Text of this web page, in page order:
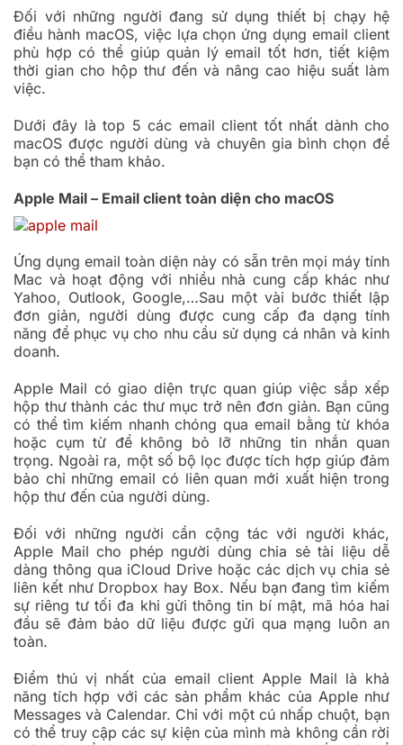
Đối với những người đang sử dụng thiết bị chạy hệ
điều hành macOS, việc lựa chọn ứng dụng email client
phù hợp có thể giúp quản lý email tốt hơn, tiết kiệm
thời gian cho hộp thư đến và nâng cao hiệu suất làm
việc.
Dưới đây là top 5 các email client tốt nhất dành cho
macOS được người dùng và chuyên gia bình chọn để
bạn có thể tham khảo.
Apple Mail – Email client toàn diện cho macOS
Ứng dụng email toàn diện này có sẵn trên mọi máy tính
Mac và hoạt động với nhiều nhà cung cấp khác như
Yahoo, Outlook, Google,…Sau một vài bước thiết lập
đơn giản, người dùng được cung cấp đa dạng tính
năng để phục vụ cho nhu cầu sử dụng cá nhân và kinh
doanh.
Apple Mail có giao diện trực quan giúp việc sắp xếp
hộp thư thành các thư mục trở nên đơn giản. Bạn cũng
có thể tìm kiếm nhanh chóng qua email bằng từ khóa
hoặc cụm từ để không bỏ lỡ những tin nhắn quan
trọng. Ngoài ra, một số bộ lọc được tích hợp giúp đảm
bảo chỉ những email có liên quan mới xuất hiện trong
hộp thư đến của người dùng.
Đối với những người cần cộng tác với người khác,
Apple Mail cho phép người dùng chia sẻ tài liệu dễ
dàng thông qua iCloud Drive hoặc các dịch vụ chia sẻ
liên kết như Dropbox hay Box. Nếu bạn đang tìm kiếm
sự riêng tư tối đa khi gửi thông tin bí mật, mã hóa hai
đầu sẽ đảm bảo dữ liệu được gửi qua mạng luôn an
toàn.
Điểm thú vị nhất của email client Apple Mail là khả
năng tích hợp với các sản phẩm khác của Apple như
Messages và Calendar. Chỉ với một cú nhấp chuột, bạn
có thể truy cập các sự kiện của mình mà không cần rời